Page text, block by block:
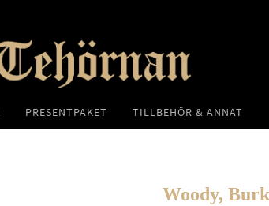
PRESENTPAKET TILLBEHÖR & ANNAT
Woody,